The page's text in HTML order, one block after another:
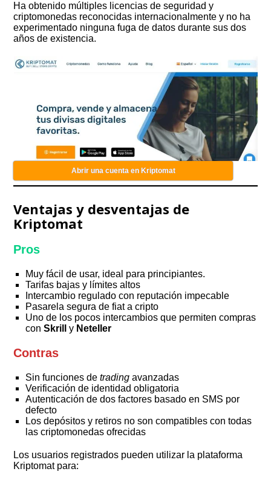
Ha obtenido múltiples licencias de seguridad y
criptomonedas reconocidas internacionalmente y no ha
experimentado ninguna fuga de datos durante sus dos
años de existencia.
Abrir una cuenta en Kriptomat
Ventajas y desventajas de
Kriptomat
Pros
Muy fácil de usar, ideal para principiantes.
Tarifas bajas y límites altos
Intercambio regulado con reputación impecable
Pasarela segura de fiat a cripto
Uno de los pocos intercambios que permiten compras
conSkrill y Neteller
Contras
Sin funciones detrading avanzadas
Verificación de identidad obligatoria
Autenticación de dos factores basado en SMS por
defecto
Los depósitos y retiros no son compatibles con todas
las criptomonedas ofrecidas
Los usuarios registrados pueden utilizar la plataforma
Kriptomat para: